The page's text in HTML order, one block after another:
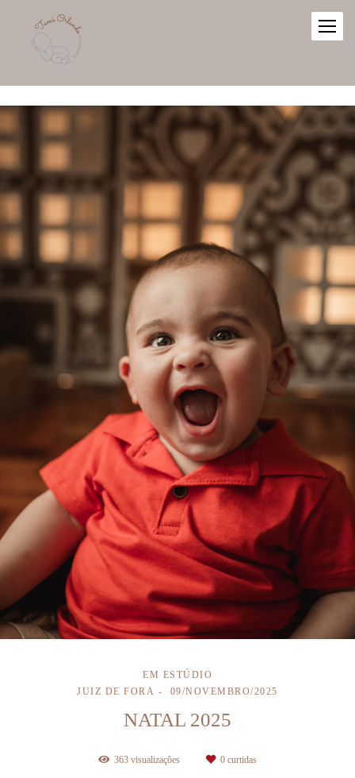
EM ESTÚDIO
JUIZ DE FORA
09/NOVEMBRO/2025
NATAL 2025
363 visualizações 0 curtidas